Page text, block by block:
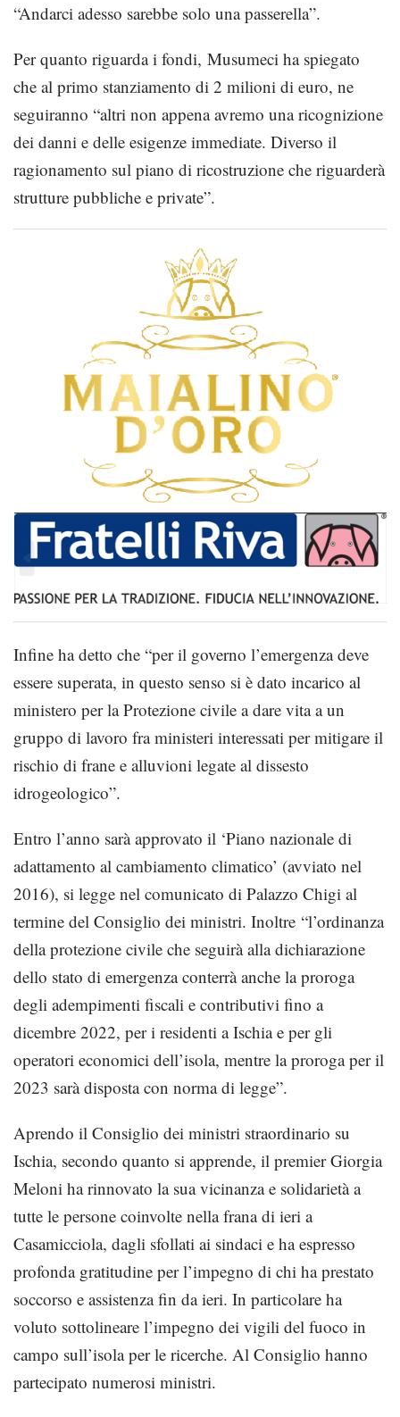
“Andarci adesso sarebbe solo una passerella”.
Per quanto riguarda i fondi, Musumeci ha spiegato
che al primo stanziamento di 2 milioni di euro, ne
seguiranno “altri non appena avremo una ricognizione
dei danni e delle esigenze immediate. Diverso il
ragionamento sul piano di ricostruzione che riguarderà
strutture pubbliche e private”.
Infine ha detto che “per il governo l’emergenza deve
essere superata, in questo senso si è dato incarico al
ministero per la Protezione civile a dare vita a un
gruppo di lavoro fra ministeri interessati per mitigare il
rischio di frane e alluvioni legate al dissesto
idrogeologico”.
Entro l’anno sarà approvato il ‘Piano nazionale di
adattamento al cambiamento climatico’ (avviato nel
2016), si legge nel comunicato di Palazzo Chigi al
termine del Consiglio dei ministri. Inoltre “l’ordinanza
della protezione civile che seguirà alla dichiarazione
dello stato di emergenza conterrà anche la proroga
degli adempimenti fiscali e contributivi fino a
dicembre 2022, per i residenti a Ischia e per gli
operatori economici dell’isola, mentre la proroga per il
2023 sarà disposta con norma di legge”.
Aprendo il Consiglio dei ministri straordinario su
Ischia, secondo quanto si apprende, il premier Giorgia
Meloni ha rinnovato la sua vicinanza e solidarietà a
tutte le persone coinvolte nella frana di ieri a
Casamicciola, dagli sfollati ai sindaci e ha espresso
profonda gratitudine per l’impegno di chi ha prestato
soccorso e assistenza fin da ieri. In particolare ha
voluto sottolineare l’impegno dei vigili del fuoco in
campo sull’isola per le ricerche. Al Consiglio hanno
partecipato numerosi ministri.